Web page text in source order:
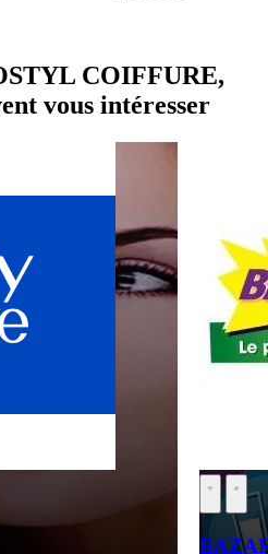
COIFFURE,
vous intéresser